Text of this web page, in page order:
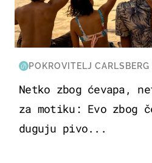
POKROVITELJ
Netko zbog ćevapa,
za motiku: Evo zbog
duguju pivo...